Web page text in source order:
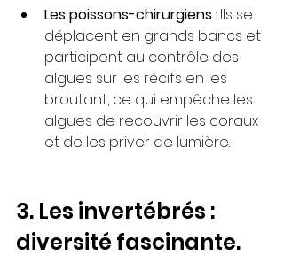
Les poissons-chirurgiens : Ils se
déplacent en grands bancs et
participent au contrôle des
algues sur les récifs en les
broutant, ce qui empêche les
algues de recouvrir les coraux
et de les priver de lumière.
3. Les invertébrés :
diversité fascinante.